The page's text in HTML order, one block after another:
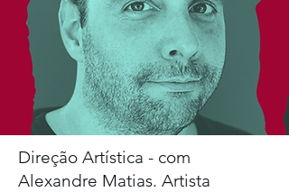
Direção Artística - com
Alexandre Matias. Artista